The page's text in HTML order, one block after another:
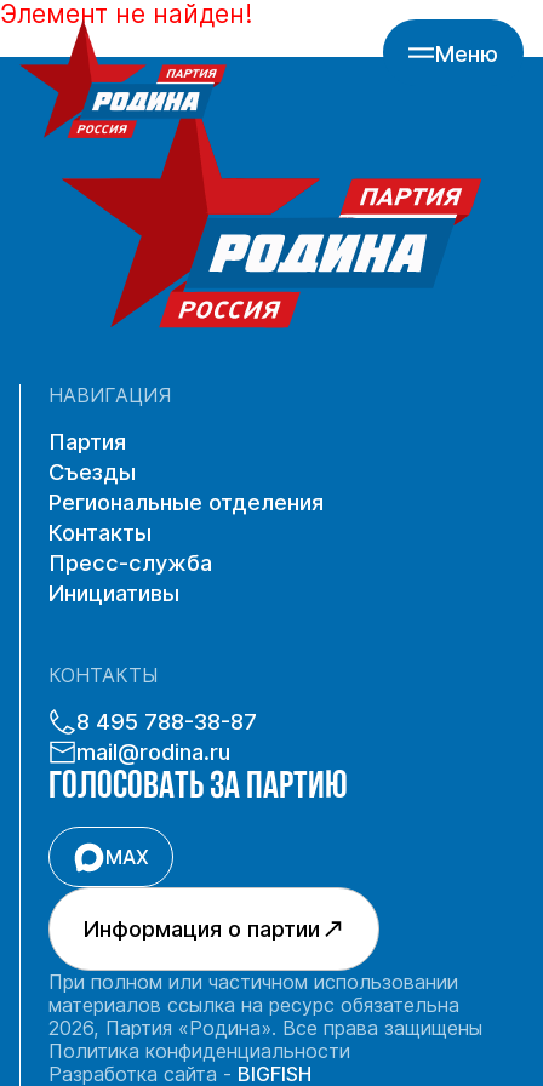
Меню
Элемент не найден!
НАВИГАЦИЯ
Партия
Съезды
Региональные отделения
Контакты
Пресс-служба
Инициативы
КОНТАКТЫ
8 495 788-38-87
mail@rodina.ru
ГОЛОСОВАТЬ ЗА ПАРТИЮ
MAX
Информация о партии
При полном или частичном использовании
материалов ссылка на ресурс обязательна
2026, Партия «Родина». Все права защищены
Политика конфиденциальности
Разработка сайта - BIGFISH